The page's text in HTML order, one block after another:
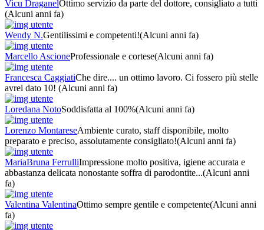
Vicu DraganelOttimo servizio da parte del dottore, consigliato a tutti
(Alcuni anni fa)
Wendy N.Gentilissimi e competenti!(Alcuni anni fa)
Marcello AscioneProfessionale e cortese(Alcuni anni fa)
Francesca CaggiatiChe dire.... un ottimo lavoro. Ci fossero più stelle
avrei dato 10! (Alcuni anni fa)
Loredana NotoSoddisfatta al 100%(Alcuni anni fa)
Lorenzo MontareseAmbiente curato, staff disponibile, molto
preparato e preciso, assolutamente consigliato!(Alcuni anni fa)
MariaBruna FerrulliImpressione molto positiva, igiene accurata e
abbastanza delicata nonostante soffra di parodontite...(Alcuni anni
fa)
Valentina ValentinaOttimo sempre gentile e competente(Alcuni anni
fa)